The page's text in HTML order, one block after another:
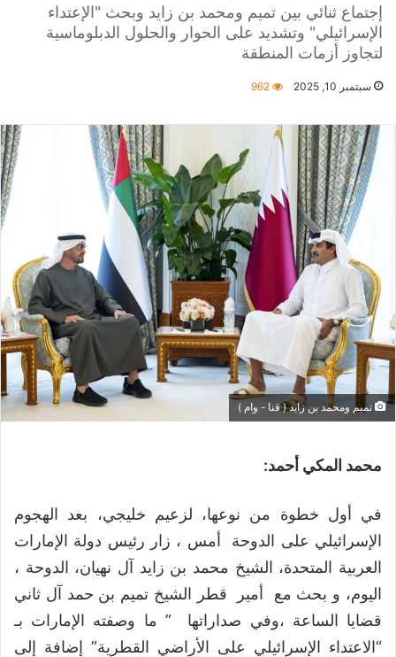
إجتماع ثنائي بين تميم ومحمد بن زايد وبحث "الإعتداء
الإسرائيلي" وتشديد على الحوار والحلول الدبلوماسية
لتجاوز أزمات المنطقة
سبتمبر 10, 2025 962
تميم ومحمد بن زايد ( قنا - وام )
محمد المكي أحمد:
في أول خطوة من نوعها، لزعيم خليجي، بعد الهجوم
الإسرائيلي على الدوحة أمس ، زار رئيس دولة الإمارات
العربية المتحدة، الشيخ محمد بن زايد آل نهيان، الدوحة ،
اليوم، و بحث مع أمير قطر الشيخ تميم بن حمد آل ثاني
قضايا الساعة ،وفي صداراتها ” ما وصفته الإمارات بـ
“الاعتداء الإسرائيلي على الأراضي القطرية” إضافة إلى